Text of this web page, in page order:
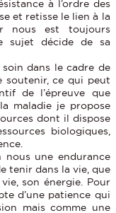
à l’ordre des
et retisse le lien à la
nous est toujours
sujet décide de sa
dans le cadre de
soutenir, ce qui peut
de l’épreuve que
maladie je propose
dont il dispose
biologiques,
une endurance
tenir dans la vie, que
son énergie. Pour
d’une patience qui
mais comme une